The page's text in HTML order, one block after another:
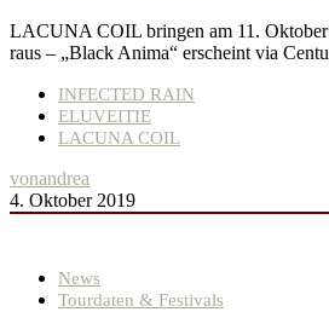
LACUNA COIL bringen am 11.
raus – „Black Anima“ erscheint via
INFECTED RAIN
ELUVEITIE
LACUNA COIL
vonandrea
4. Oktober 2019
News
Tourdaten & Festivals